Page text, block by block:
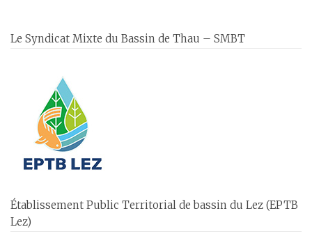
Le Syndicat Mixte du Bassin de Thau – SMBT
Établissement Public Territorial de bassin du Lez (EPTB
Lez)